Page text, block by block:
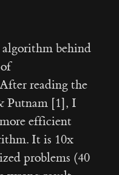
behind
reading the
Putnam [1], I
efficient
It is 10x
problems (40